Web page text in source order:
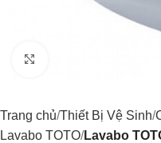
Trang chủ Thiết Bị Vệ Sinh
Lavabo TOTO Lavabo